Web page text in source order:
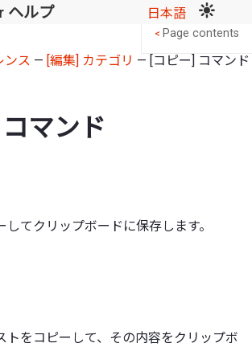
ヘルプ 日本語
ンス — [編集] カテゴリ — [コピー] コマンド
マンド
てクリップボードに保存します。
トをコピーして、その内容をクリップボ
< Page contents